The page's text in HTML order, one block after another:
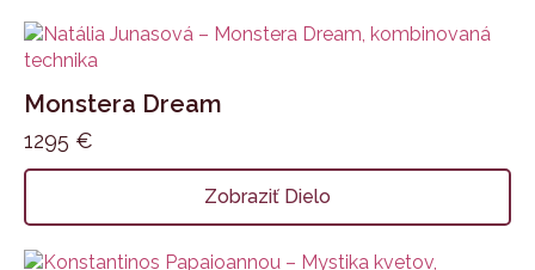
Monstera Dream
1295 €
Zobraziť Dielo